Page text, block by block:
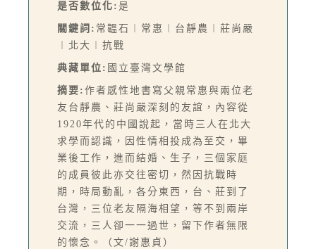
是否數位化: 是
關鍵詞: 常韞石︱常惠︱台靜農︱莊尚嚴
︱北大︱抗戰
典藏單位: 國立臺灣文學館
摘要: 作者感性地書寫父親常惠與兩位老
友台靜農、莊尚嚴深刻的友誼，內容從
1920年代的中國說起，當時三人在北大
求學而認識，因性情相投成為至交，畢
業後工作，進而結婚、生子，三個家庭
的成員彼此亦交往密切，然因抗戰時
期，時局動亂，各分東西，台、莊到了
台灣，三位老友隔海相望，等不到兩岸
交流，三人卻一一過世，留下作者無限
的懷念。（文/謝惠貞）